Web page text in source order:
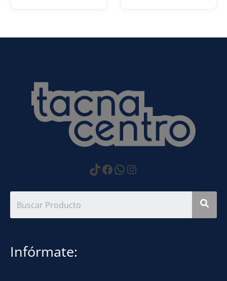
https://
Facebook
WhatsApp
Instagram
Infórmate: